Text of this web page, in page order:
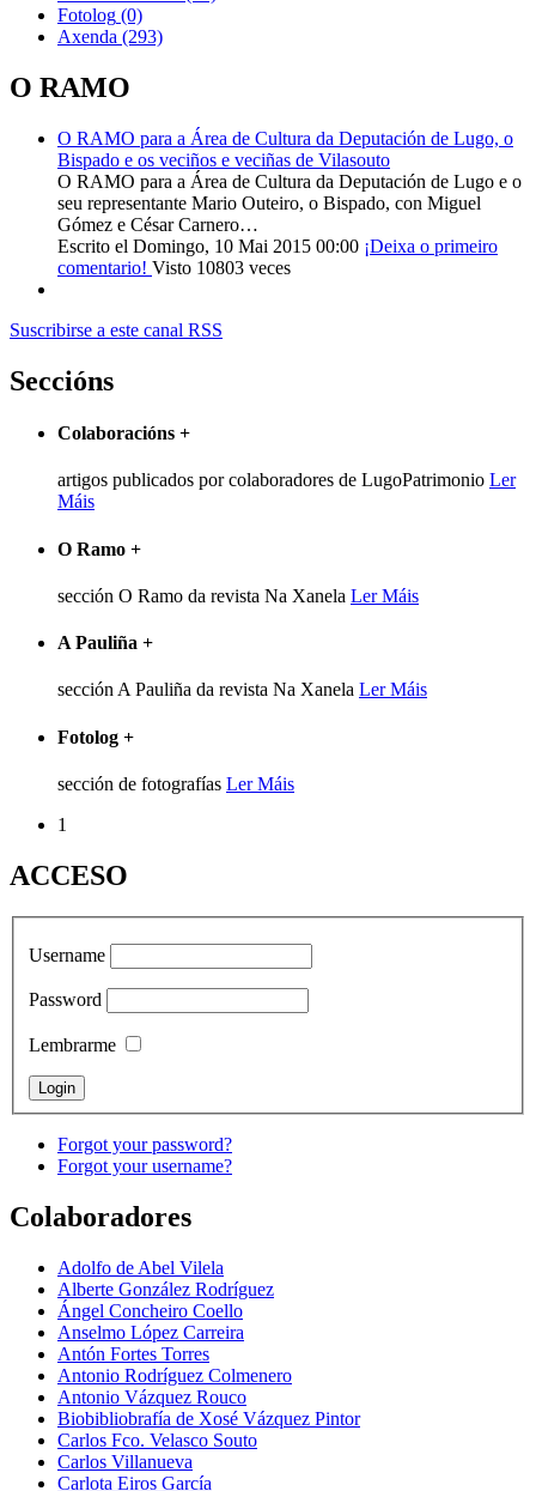
Fotolog (0)
Axenda (293)
O RAMO
O RAMO para a Área de Cultura da Deputación de Lugo, o
Bispado e os veciños e veciñas de Vilasouto
O RAMO para a Área de Cultura da Deputación de Lugo e o
seu representante Mario Outeiro, o Bispado, con Miguel
Gómez e César Carnero…
Escrito el Domingo, 10 Mai 2015 00:00 ¡Deixa o primeiro
comentario! Visto 10803 veces
Suscribirse a este canal RSS
Seccións
Colaboracións +
artigos publicados por colaboradores de LugoPatrimonio Ler
Máis
O Ramo +
sección O Ramo da revista Na Xanela Ler Máis
A Pauliña +
sección A Pauliña da revista Na Xanela Ler Máis
Fotolog +
sección de fotografías Ler Máis
1
ACCESO
Username
Password
Lembrarme
Forgot your password?
Forgot your username?
Colaboradores
Adolfo de Abel Vilela
Alberte González Rodríguez
Ángel Concheiro Coello
Anselmo López Carreira
Antón Fortes Torres
Antonio Rodríguez Colmenero
Antonio Vázquez Rouco
Biobibliobrafía de Xosé Vázquez Pintor
Carlos Fco. Velasco Souto
Carlos Villanueva
Carlota Eiros García